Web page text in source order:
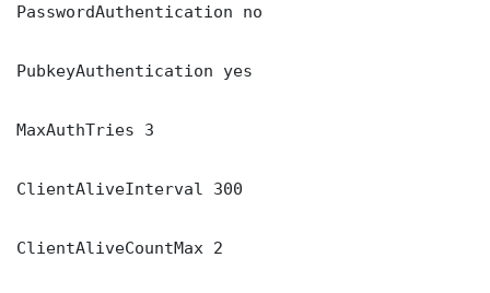
PasswordAuthentication no
PubkeyAuthentication yes
MaxAuthTries 3
ClientAliveInterval 300
ClientAliveCountMax 2